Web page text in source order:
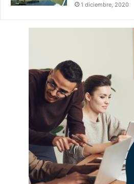
1 diciembre, 2020